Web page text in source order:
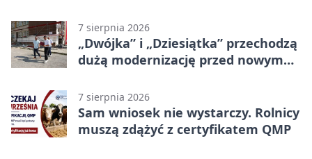
7 sierpnia 2026
„Dwójka” i „Dziesiątka” przechodzą
dużą modernizację przed nowym
7 sierpnia 2026
Sam wniosek nie wystarczy. Rolnicy
muszą zdążyć z certyfikatem QMP